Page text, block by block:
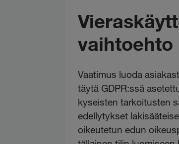
vaihtoehto
Vaatimus luoda
täytä GDPR:ssä
kyseisten tarkoitusten
edellytykset
oikeutetun edun